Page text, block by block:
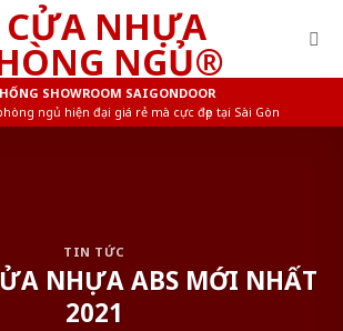
SHOWROOM SAIGONDOOR
ngủ hiện đại giá rẻ mà cực đẹp tại Sài Gòn
TIN TỨC
NHỰA ABS MỚI NHẤT
2021